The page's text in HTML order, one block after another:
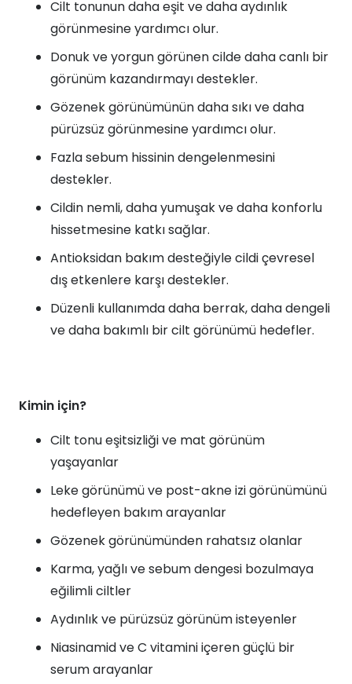
Cilt tonunun daha eşit ve daha aydınlık
görünmesine yardımcı olur.
Donuk ve yorgun görünen cilde daha canlı bir
görünüm kazandırmayı destekler.
Gözenek görünümünün daha sıkı ve daha
pürüzsüz görünmesine yardımcı olur.
Fazla sebum hissinin dengelenmesini
destekler.
Cildin nemli, daha yumuşak ve daha konforlu
hissetmesine katkı sağlar.
Antioksidan bakım desteğiyle cildi çevresel
dış etkenlere karşı destekler.
Düzenli kullanımda daha berrak, daha dengeli
ve daha bakımlı bir cilt görünümü hedefler.
Kimin için?
Cilt tonu eşitsizliği ve mat görünüm
yaşayanlar
Leke görünümü ve post-akne izi görünümünü
hedefleyen bakım arayanlar
Gözenek görünümünden rahatsız olanlar
Karma, yağlı ve sebum dengesi bozulmaya
eğilimli ciltler
Aydınlık ve pürüzsüz görünüm isteyenler
Niasinamid ve C vitamini içeren güçlü bir
serum arayanlar